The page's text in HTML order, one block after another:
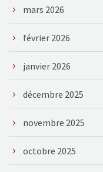
mars 2026
février 2026
janvier 2026
décembre 2025
novembre 2025
octobre 2025